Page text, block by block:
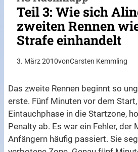
Teil 3: Wie sich
zweiten Rennen
Strafe einhandelt
3. März 2010vonCarsten Kemmling
Das zweite Rennen beginnt so
erste. Fünf Minuten vor dem
Eintauchphase in die Startzone,
Penalty ab. Es war ein Fehler, der
Anfängern häufig passiert. Sie